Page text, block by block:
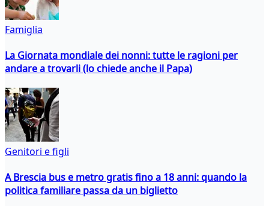
Famiglia
La Giornata mondiale dei nonni: tutte le ragioni per
andare a trovarli (lo chiede anche il Papa)
Genitori e figli
A Brescia bus e metro gratis fino a 18 anni: quando la
politica familiare passa da un biglietto